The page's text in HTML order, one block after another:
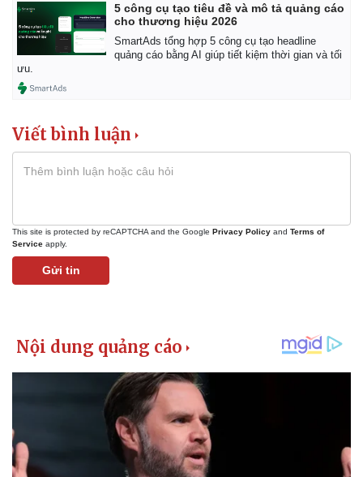
Kinh tế
Bất động sản
Khởi nghiệp
Thị trường
Giá vàng
5 công cụ tạo tiêu đề và mô tả quảng cáo
cho thương hiệu 2026
SmartAds tổng hợp 5 công cụ tạo headline
quảng cáo bằng AI giúp tiết kiệm thời gian và tối
ưu.
Viết bình luận
This site is protected by reCAPTCHA and the Google Privacy Policy and Terms of
Service apply.
Gửi tin